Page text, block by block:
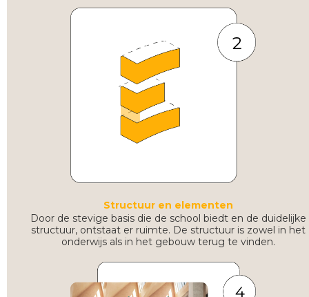
Structuur en elementen
Door de stevige basis die de school biedt en de duidelijke
structuur, ontstaat er ruimte. De structuur is zowel in het
onderwijs als in het gebouw terug te vinden.